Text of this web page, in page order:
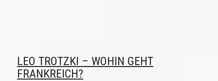
LEO TROTZKI – WOHIN GEHT
FRANKREICH?